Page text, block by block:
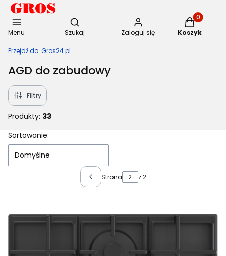
Menu
Otwórz wyszukiwarkę
Szukaj Zaloguj się
Produkty
Koszyk
Przejdź do: Gros24.pl
AGD do zabudowy
Filtry
Produkty: 33
Lista produktów
Sortowanie:
Domyślne
Poprzednie produkty
Strona z 2